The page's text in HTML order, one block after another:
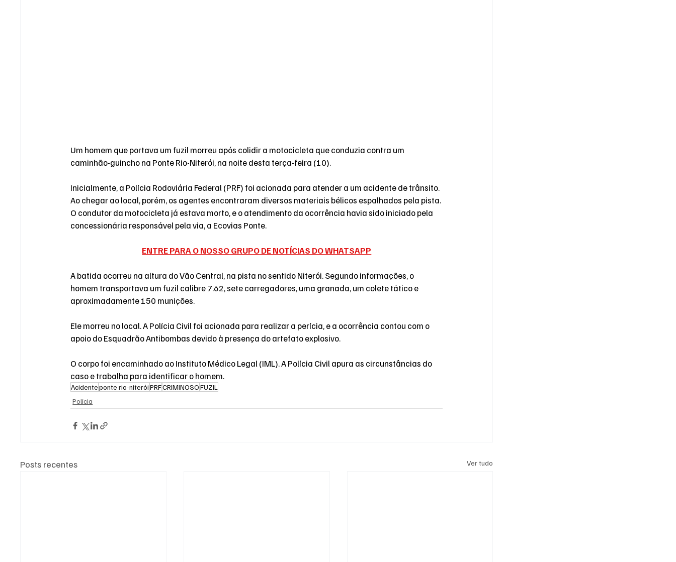
Um homem que portava um fuzil morreu após colidir a motocicleta que conduzia contra um
caminhão-guincho na Ponte Rio-Niterói, na noite desta terça-feira (10).
Inicialmente, a Polícia Rodoviária Federal (PRF) foi acionada para atender a um acidente de trânsito.
Ao chegar ao local, porém, os agentes encontraram diversos materiais bélicos espalhados pela pista.
O condutor da motocicleta já estava morto, e o atendimento da ocorrência havia sido iniciado pela
concessionária responsável pela via, a Ecovias Ponte.
ENTRE PARA O NOSSO GRUPO DE NOTÍCIAS DO WHATSAPP
A batida ocorreu na altura do Vão Central, na pista no sentido Niterói. Segundo informações, o
homem transportava um fuzil calibre 7.62, sete carregadores, uma granada, um colete tático e
aproximadamente 150 munições.
Ele morreu no local. A Polícia Civil foi acionada para realizar a perícia, e a ocorrência contou com o
apoio do Esquadrão Antibombas devido à presença do artefato explosivo.
O corpo foi encaminhado ao Instituto Médico Legal (IML). A Polícia Civil apura as circunstâncias do
caso e trabalha para identificar o homem.
Acidenteponte rio-niteróiPRFCRIMINOSOFUZIL
Polícia
Posts recentes Ver tudo